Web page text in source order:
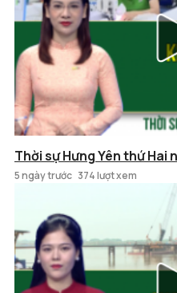
Thời sự Hưng Yên thứ Hai
5 ngày trước 374 lượt xem